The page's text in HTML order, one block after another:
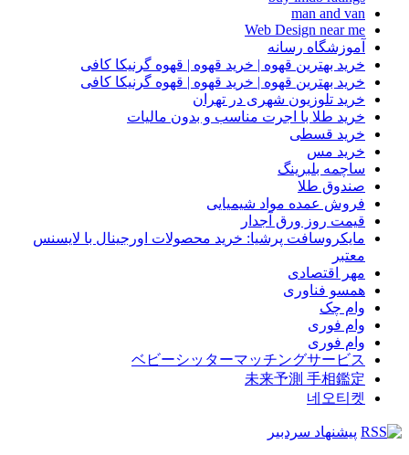
man and van
Web Design near me
آموزشگاه رسانه
خرید بهترین قهوه | خرید قهوه | قهوه گرنیکا کافی
خرید بهترین قهوه | خرید قهوه | قهوه گرنیکا کافی
خرید تلوزیون شهری در تهران
خرید طلا با اجرت مناسب و بدون مالیات
خرید قسطی
خرید مس
ساچمه بلبرینگ
صندوق طلا
فروش عمده مواد شیمیایی
قیمت روز ورق آجدار
مایکروسافت پرشیا: خرید محصولات اورجینال با لایسنس
معتبر
مهر اقتصادی
همسو فناوری
وام چک
وام فوری
وام فوری
ベビーシッターマッチングサービス
未来予測 手相鑑定
네오티켓
پیشنهاد سردبیر